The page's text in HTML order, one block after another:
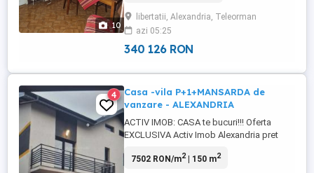
10
Centrale si Clinica SMART , institutii
bancare , publice , supermarket-uri ...
libertatii, Alexandria, Teleorman
azi 05:25
340 126 RON
4
Casa -vila P+1+MANSARDA de
vanzare - ALEXANDRIA
ACTIV IMOB: CASA te bucuri!!! Oferta
EXCLUSIVA Activ Imob Alexandria pret
CASA- P+1+ Mansarda , parte dintr-un
7502 RON/m2| 150 m2